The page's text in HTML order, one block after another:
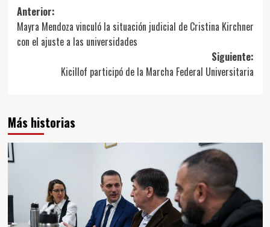
Navegación
de
entradas
Anterior:
Mayra Mendoza vinculó la situación judicial de Cristina Kirchner
con el ajuste a las universidades
Siguiente:
Kicillof participó de la Marcha Federal Universitaria
Más historias